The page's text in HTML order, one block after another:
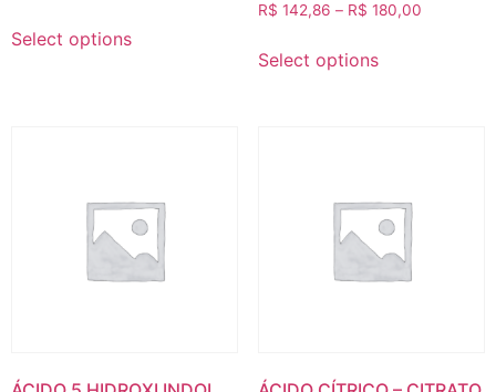
Select options
R$ 142,86 – R$ 180,00
Select options